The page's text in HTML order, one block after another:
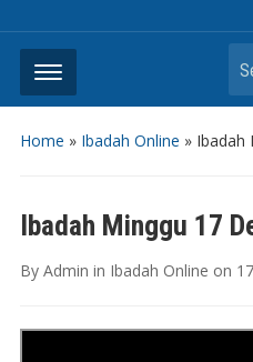
Home » Ibadah Online » Ibadah
Ibadah Minggu 17
By Admin in Ibadah Online on